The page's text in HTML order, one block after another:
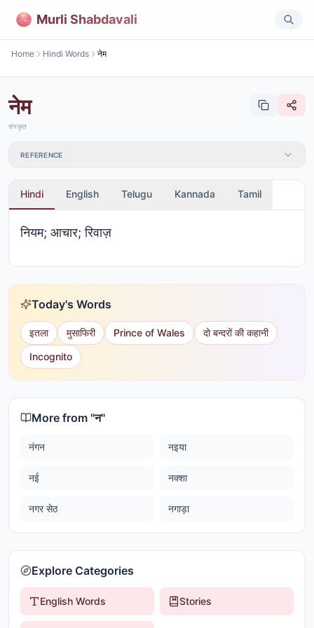
Murli Shabdavali
Home Hindi Words नेम
नेम
संस्कृत
REFERENCE
Hindi English Telugu Kannada Tamil
नियम; आचार; रिवाज़
Today's Words
इतला मुसाफिरी Prince of Wales
दो बन्दरों की कहानी
Incognito
More from "न"
नंगन नइया
नई नक्शा
नगर सेठ नगाड़ा
Explore Categories
English Words Stories